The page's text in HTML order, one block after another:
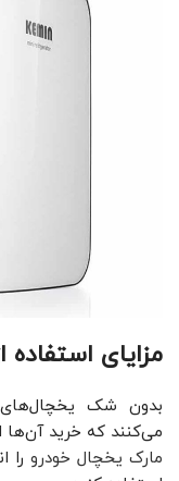
مزایای
بدون شک یخچال‌های
می‌کنند که خرید آن‌ها
مارک یخچال خودرو را